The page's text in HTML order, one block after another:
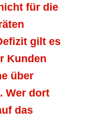
für die
gilt es
Kunden
über
Wer dort
das